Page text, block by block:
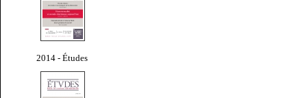
2014 - Études